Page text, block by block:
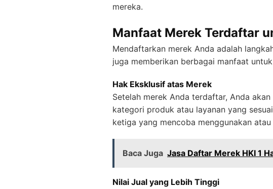
mereka.
Manfaat Merek Terdaftar
Mendaftarkan merek Anda adalah
juga memberikan berbagai manfaat
Hak Eksklusif atas Merek
Setelah merek Anda terdaftar, Anda
kategori produk atau layanan yang
ketiga yang mencoba menggunakan
Baca Juga Jasa Daftar Merek HKI 1
Nilai Jual yang Lebih Tinggi